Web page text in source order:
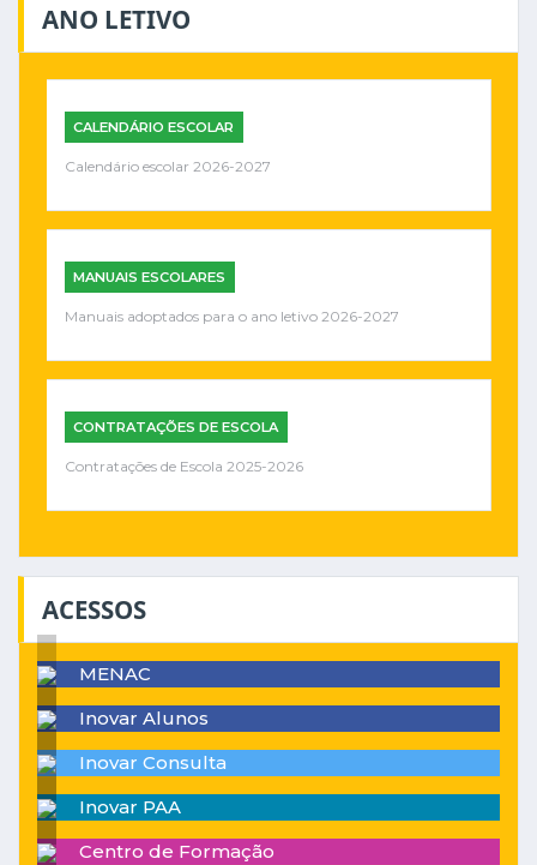
ANO LETIVO
CALENDÁRIO ESCOLAR
Calendário escolar 2026-2027
MANUAIS ESCOLARES
Manuais adoptados para o ano letivo 2026-2027
CONTRATAÇÕES DE ESCOLA
Contratações de Escola 2025-2026
ACESSOS
MENAC
Inovar Alunos
Inovar Consulta
Inovar PAA
Centro de Formação